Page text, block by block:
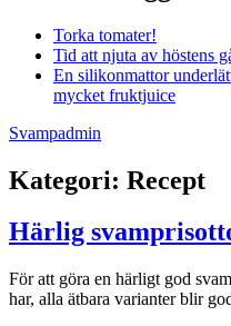
Torka tomater!
Tid att njuta av höstens
En silikonmattor
mycket fruktjuice
Svampadmin
Kategori: Recept
Härlig
För att göra en härligt god
har, alla ätbara varianter blir